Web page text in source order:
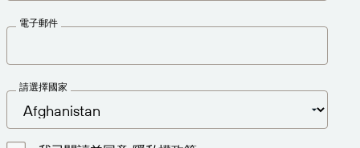
電子郵件
請選擇國家